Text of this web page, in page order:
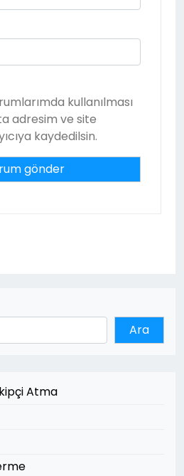
kullanılması
adresim ve site
kaydedilsin.
Ara
Atma